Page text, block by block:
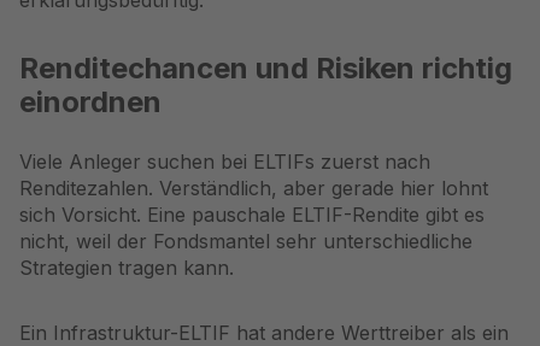
Renditechancen und Risiken richtig
einordnen
Viele Anleger suchen bei ELTIFs zuerst nach
Renditezahlen. Verständlich, aber gerade hier lohnt
sich Vorsicht. Eine pauschale ELTIF-Rendite gibt es
nicht, weil der Fondsmantel sehr unterschiedliche
Strategien tragen kann.
Ein Infrastruktur-ELTIF hat andere Werttreiber als ein